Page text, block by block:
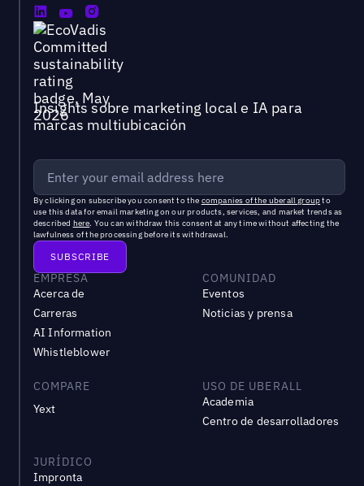
Insights sobre marketing local e IA para
marcas multiubicación
By clicking on subscribe you consent to the companies of the uberall groupto
use this data for email marketing on our products, services, and market trends as
described here. You can withdraw this consent at any time without affecting the
lawfulness of the processing before its withdrawal.
EMPRESA
Acerca de
Carreras
AI Information
Whistleblower
COMUNIDAD
Eventos
Noticias y prensa
COMPARE
Yext
USO DE UBERALL
Academia
Centro de desarrolladores
JURÍDICO
Impronta